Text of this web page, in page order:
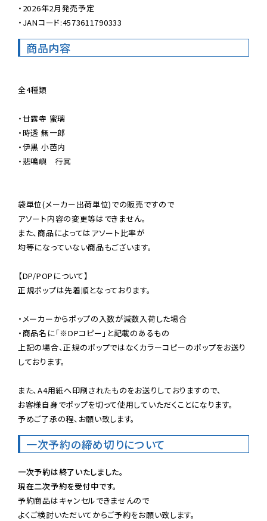
・2026年2月発売予定
・JANコード:4573611790333
商品内容
全4種類
・甘露寺 蜜璃
・時透 無一郎
・伊黒 小芭内
・悲鳴嶼　行冥
袋単位(メーカー出荷単位)での販売ですので
アソート内容の変更等はできません。
また、商品によってはアソート比率が
均等になっていない商品もございます。
【DP/POPについて】
正規ポップは先着順となっております。
・メーカーからポップの入数が減数入荷した場合
・商品名に「※DPコピー」と記載のあるもの
上記の場合、正規のポップではなくカラーコピーのポップをお送り
しております。
また、A4用紙へ印刷されたものをお送りしておりますので、
お客様自身でポップを切って使用していただくことになります。
予めご了承の程、お願い致します。
一次予約の締め切りについて
一次予約は終了いたしました。
現在二次予約を受付中です。
予約商品はキャンセルできませんので
よくご検討いただいてからご予約をお願い致します。